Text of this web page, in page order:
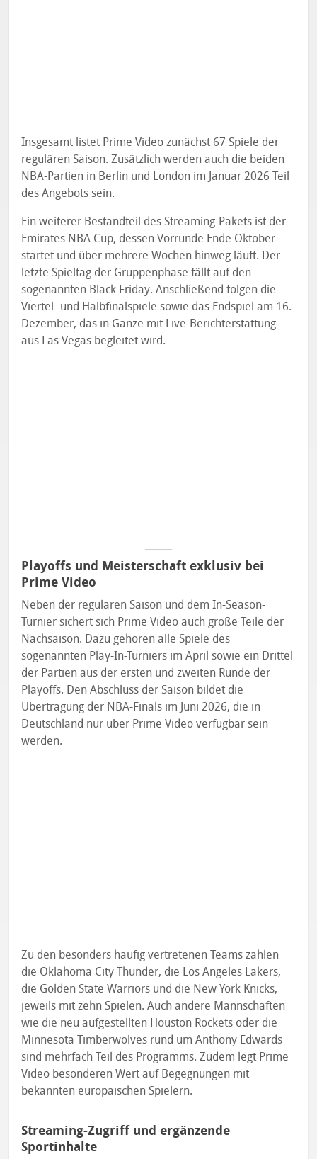
Insgesamt listet Prime Video zunächst 67 Spiele der
regulären Saison. Zusätzlich werden auch die beiden
NBA-Partien in Berlin und London im Januar 2026 Teil
des Angebots sein.
Ein weiterer Bestandteil des Streaming-Pakets ist der
Emirates NBA Cup, dessen Vorrunde Ende Oktober
startet und über mehrere Wochen hinweg läuft. Der
letzte Spieltag der Gruppenphase fällt auf den
sogenannten Black Friday. Anschließend folgen die
Viertel- und Halbfinalspiele sowie das Endspiel am 16.
Dezember, das in Gänze mit Live-Berichterstattung
aus Las Vegas begleitet wird.
Playoffs und Meisterschaft exklusiv bei
Prime Video
Neben der regulären Saison und dem In-Season-
Turnier sichert sich Prime Video auch große Teile der
Nachsaison. Dazu gehören alle Spiele des
sogenannten Play-In-Turniers im April sowie ein Drittel
der Partien aus der ersten und zweiten Runde der
Playoffs. Den Abschluss der Saison bildet die
Übertragung der NBA-Finals im Juni 2026, die in
Deutschland nur über Prime Video verfügbar sein
werden.
Zu den besonders häufig vertretenen Teams zählen
die Oklahoma City Thunder, die Los Angeles Lakers,
die Golden State Warriors und die New York Knicks,
jeweils mit zehn Spielen. Auch andere Mannschaften
wie die neu aufgestellten Houston Rockets oder die
Minnesota Timberwolves rund um Anthony Edwards
sind mehrfach Teil des Programms. Zudem legt Prime
Video besonderen Wert auf Begegnungen mit
bekannten europäischen Spielern.
Streaming-Zugriff und ergänzende
Sportinhalte